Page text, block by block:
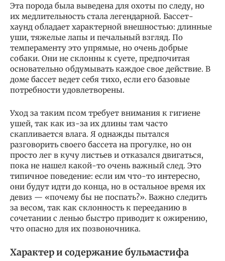
Эта порода была выведена для охоты по следу, но
их медлительность стала легендарной. Бассет-
хаунд обладает характерной внешностью: длинные
уши, тяжелые лапы и печальный взгляд. По
темпераменту это упрямые, но очень добрые
собаки. Они не склонны к суете, предпочитая
основательно обдумывать каждое свое действие. В
доме бассет ведет себя тихо, если его базовые
потребности удовлетворены.
Уход за таким псом требует внимания к гигиене
ушей, так как из-за их длины там часто
скапливается влага. Я однажды пытался
разговорить своего бассета на прогулке, но он
просто лег в кучу листьев и отказался двигаться,
пока не нашел какой-то очень важный след. Это
типичное поведение: если им что-то интересно,
они будут идти до конца, но в остальное время их
девиз — «почему бы не поспать?». Важно следить
за весом, так как склонность к перееданию в
сочетании с ленью быстро приводит к ожирению,
что опасно для их позвоночника.
Характер и содержание бульмастифа